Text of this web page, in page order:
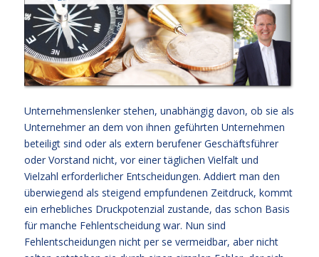
Unternehmenslenker stehen, unabhängig davon, ob sie als
Unternehmer an dem von ihnen geführten Unternehmen
beteiligt sind oder als extern berufener Geschäftsführer
oder Vorstand nicht, vor einer täglichen Vielfalt und
Vielzahl erforderlicher Entscheidungen. Addiert man den
überwiegend als steigend empfundenen Zeitdruck, kommt
ein erhebliches Druckpotenzial zustande, das schon Basis
für manche Fehlentscheidung war. Nun sind
Fehlentscheidungen nicht per se vermeidbar, aber nicht